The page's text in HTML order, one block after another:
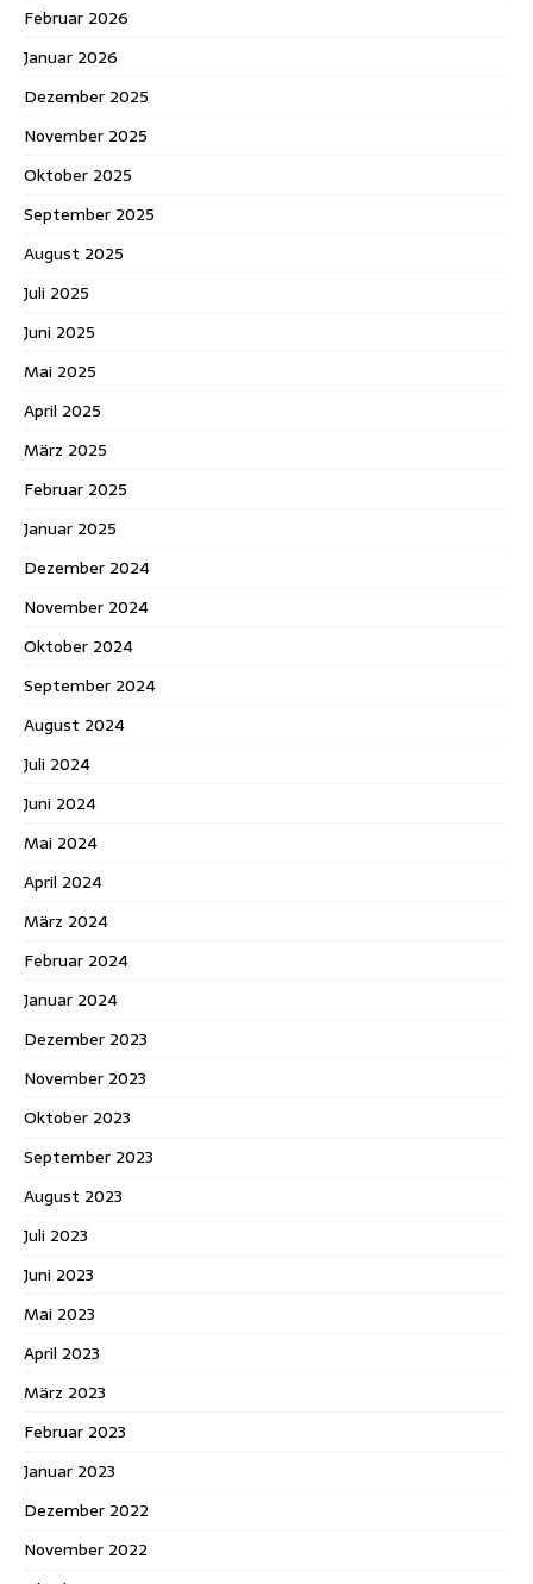
Februar 2026
Januar 2026
Dezember 2025
November 2025
Oktober 2025
September 2025
August 2025
Juli 2025
Juni 2025
Mai 2025
April 2025
März 2025
Februar 2025
Januar 2025
Dezember 2024
November 2024
Oktober 2024
September 2024
August 2024
Juli 2024
Juni 2024
Mai 2024
April 2024
März 2024
Februar 2024
Januar 2024
Dezember 2023
November 2023
Oktober 2023
September 2023
August 2023
Juli 2023
Juni 2023
Mai 2023
April 2023
März 2023
Februar 2023
Januar 2023
Dezember 2022
November 2022